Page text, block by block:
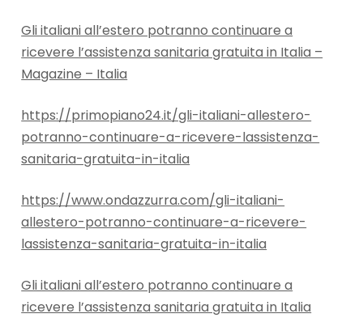
Gli italiani all’estero potranno continuare a
ricevere l’assistenza sanitaria gratuita in Italia –
Magazine – Italia
https://primopiano24.it/gli-italiani-allestero-
potranno-continuare-a-ricevere-lassistenza-
sanitaria-gratuita-in-italia
https://www.ondazzurra.com/gli-italiani-
allestero-potranno-continuare-a-ricevere-
lassistenza-sanitaria-gratuita-in-italia
Gli italiani all’estero potranno continuare a
ricevere l’assistenza sanitaria gratuita in Italia